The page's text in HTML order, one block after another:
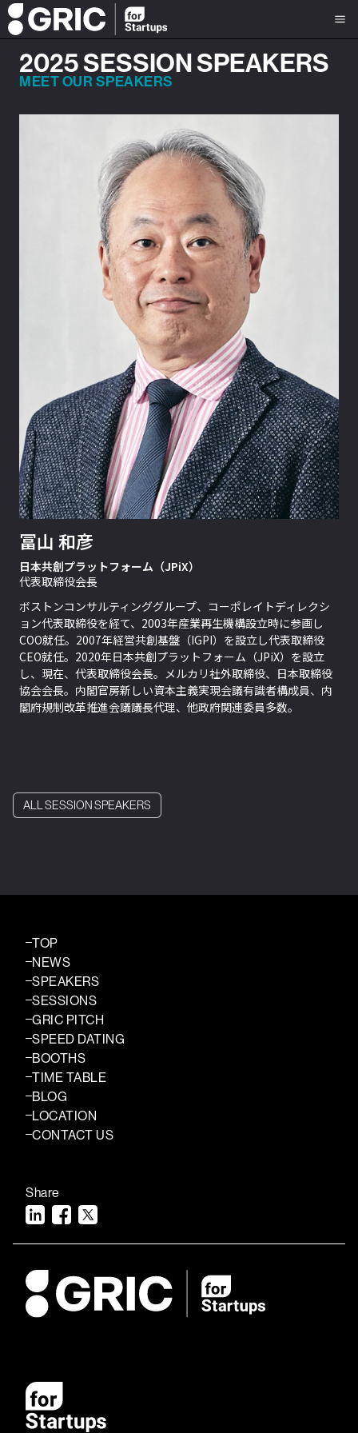
2025 SESSION SPEAKERS
MEET OUR SPEAKERS
冨山 和彦
日本共創プラットフォーム（JPiX）
代表取締役会長
ボストンコンサルティンググループ、コーポレイトディレクシ
ョン代表取締役を経て、2003年産業再生機構設立時に参画し
COO就任。2007年経営共創基盤（IGPI）を設立し代表取締役
CEO就任。2020年日本共創プラットフォーム（JPiX）を設立
し、現在、代表取締役会長。メルカリ社外取締役、日本取締役
協会会長。内閣官房新しい資本主義実現会議有識者構成員、内
閣府規制改革推進会議議長代理、他政府関連委員多数。
ALL SESSION SPEAKERS
TOP
NEWS
SPEAKERS
SESSIONS
GRIC PITCH
SPEED DATING
BOOTHS
TIME TABLE
BLOG
LOCATION
CONTACT US
Share